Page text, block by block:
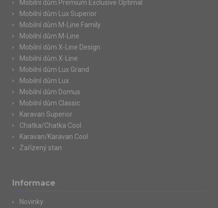
Mobilní dům Premium Exclusive Optimal
Mobilní dům Lux Superior
Mobilní dům M-Line Family
Mobilní dům M-Line
Mobilní dům X-Line Design
Mobilní dům X-Line
Mobilní dům Lux Grand
Mobilní dům Lux
Mobilní dům Domus
Mobilní dům Classic
Karavan Superior
Chatka/Chatka Cool
Karavan/Karavan Cool
Zařízený stan
Informace
Novinky